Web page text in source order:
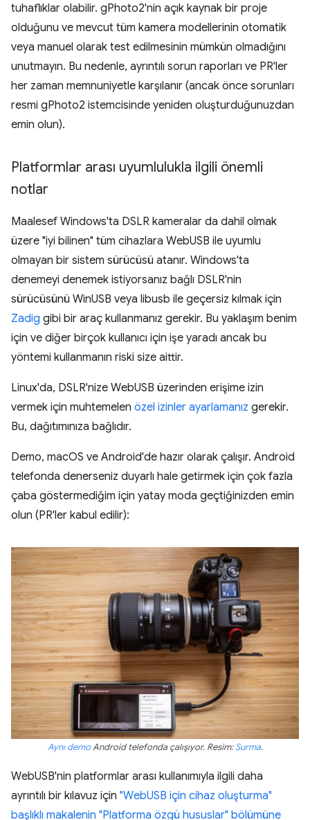
tuhaflıklar olabilir. gPhoto2'nin açık kaynak bir proje
olduğunu ve mevcut tüm kamera modellerinin otomatik
veya manuel olarak test edilmesinin mümkün olmadığını
unutmayın. Bu nedenle, ayrıntılı sorun raporları ve PR'ler
her zaman memnuniyetle karşılanır (ancak önce sorunları
resmi gPhoto2 istemcisinde yeniden oluşturduğunuzdan
emin olun).
Platformlar arası uyumlulukla ilgili önemli
notlar
Maalesef Windows'ta DSLR kameralar da dahil olmak
üzere "iyi bilinen" tüm cihazlara WebUSB ile uyumlu
olmayan bir sistem sürücüsü atanır. Windows'ta
denemeyi denemek istiyorsanız bağlı DSLR'nin
sürücüsünü WinUSB veya libusb ile geçersiz kılmak için
Zadig gibi bir araç kullanmanız gerekir. Bu yaklaşım benim
için ve diğer birçok kullanıcı için işe yaradı ancak bu
yöntemi kullanmanın riski size aittir.
Linux'da, DSLR'nize WebUSB üzerinden erişime izin
vermek için muhtemelen özel izinler ayarlamanız gerekir.
Bu, dağıtımınıza bağlıdır.
Demo, macOS ve Android'de hazır olarak çalışır. Android
telefonda denerseniz duyarlı hale getirmek için çok fazla
çaba göstermediğim için yatay moda geçtiğinizden emin
olun (PR'ler kabul edilir):
Aynı demoAndroid telefonda çalışıyor. Resim:Surma.
WebUSB'nin platformlar arası kullanımıyla ilgili daha
ayrıntılı bir kılavuz için "WebUSB için cihaz oluşturma"
başlıklı makalenin "Platforma özgü hususlar" bölümüne